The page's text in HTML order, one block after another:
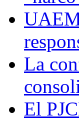
La
El